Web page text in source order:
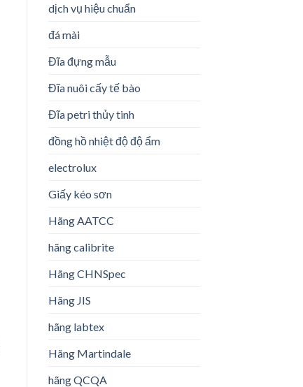
dịch vụ hiệu chuẩn
đá mài
Đĩa đựng mẫu
Đĩa nuôi cấy tế bào
Đĩa petri thủy tinh
đồng hồ nhiệt độ độ ẩm
electrolux
Giấy kéo sơn
Hãng AATCC
hãng calibrite
Hãng CHNSpec
Hãng JIS
hãng labtex
Hãng Martindale
hãng QCQA